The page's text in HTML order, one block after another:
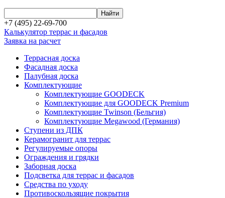
+7 (495) 22-69-700
Калькулятор террас и фасадов
Заявка на расчет
Террасная доска
Фасадная доска
Палубная доска
Комплектующие
Комплектующие GOODECK
Комплектующие для GOODECK Premium
Комплектующие Twinson (Бельгия)
Комплектующие Megawood (Германия)
Ступени из ДПК
Керамогранит для террас
Регулируемые опоры
Ограждения и грядки
Заборная доска
Подсветка для террас и фасадов
Средства по уходу
Противоскользящие покрытия